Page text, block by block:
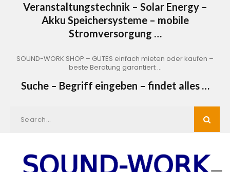
Veranstaltungstechnik – Solar Energy –
Akku Speichersysteme – mobile
Stromversorgung …
SOUND-WORK SHOP – GUTES einfach mieten oder kaufen –
beste Beratung garantiert …
Suche – Begriff eingeben – findet alles …